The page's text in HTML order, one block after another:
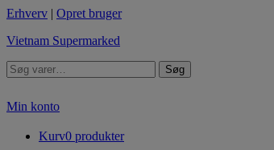
Erhverv | Opret bruger
Vietnam Supermarked
Søg
Min konto
Kurv0 produkter